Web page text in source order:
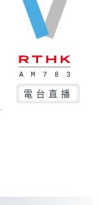
電台直播